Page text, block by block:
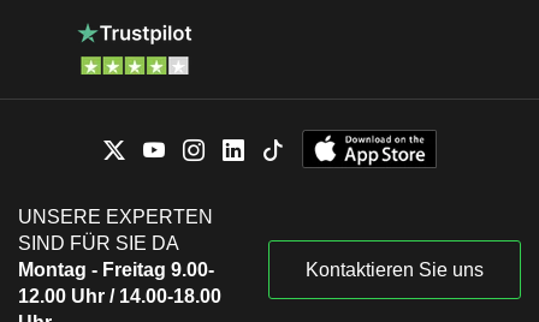
UNSERE EXPERTEN
SIND FÜR SIE DA
Montag - Freitag 9.00-
12.00 Uhr / 14.00-18.00
Kontaktieren Sie uns